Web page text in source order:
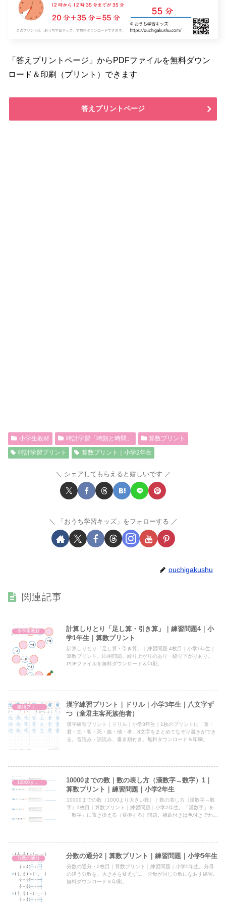
「答えプリントページ」からPDFファイルを無料ダウン
ロード＆印刷（プリント）できます
答えプリントページ
小学生教材 時計学習「時刻と時間」
算数プリント
時計学習プリント
算数プリント｜小学2年生
シェアしてもらえると嬉しいです
「おうち学習キッズ」をフォローする
ouchigakushu
関連記事
小学生教材
計算しりとり「足し算・引き算」｜練習問題4｜小
学1年生｜算数プリント
計算しりとり「足し算・引き算」｜練習問題 4枚目｜小学1年生｜
算数プリント。応用問題。繰り上がりのあり・繰り下がりあり。
PDFファイルを無料ダウンロード＆印刷。
漢字練習プリント｜ドリル｜小学3年生｜八文字ず
つ（童君主客死族他者）
漢字練習プリント｜ドリル｜小学3年生｜1枚のプリントに「童・
君・主・客・死・族・他・者」8文字をまとめてなぞり書きができ
る。音読み・訓読み、書き順付き。無料ダウンロード＆印刷。
10000までの数｜数の表し方（漢数字→数字）1｜
算数プリント｜練習問題｜小学2年生
10000までの数（1000より大きい数）｜数の表し方（漢数字→数
字）1枚目｜算数プリント｜練習問題｜小学2年生。「漢数字」を
「数字」に置き換える（変換する）問題。補助付きは色付きでわか
分数の通分 分数の通分2｜算数プリント｜練習問題｜小学5年生
分数の通分・2枚目｜算数プリント｜練習問題｜小学5年生。分母
の違う分数を、大きさを変えずに、分母が同じ分数になおす練習。
無料ダウンロード＆印刷。